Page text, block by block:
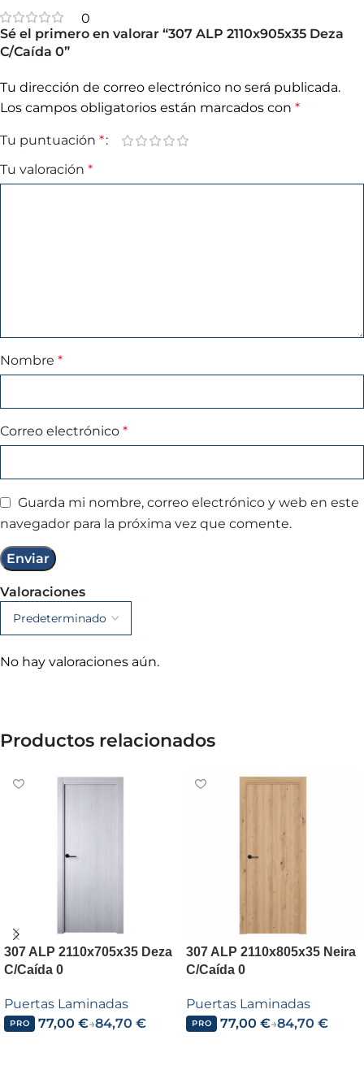
0
Valoraciones
No hay valoraciones aún.
Sé el primero en valorar “307 ALP 2110x905x35 Deza
C/Caída 0”
Tu dirección de correo electrónico no será publicada.
Los campos obligatorios están marcados con *
Tu puntuación *
Tu valoración *
Nombre *
Correo electrónico *
Guarda mi nombre, correo electrónico y web en este
navegador para la próxima vez que comente.
Productos relacionados
307 ALP 2110x705x35 Deza
C/Caída 0
Puertas Laminadas
PRO 77,00€→84,70€
307 ALP 2110x805x35 Neira
C/Caída 0
Puertas Laminadas
PRO 77,00€→84,70€